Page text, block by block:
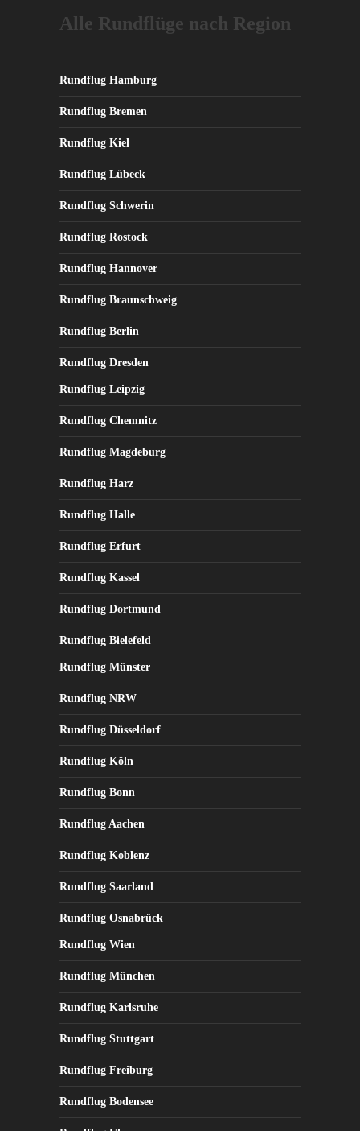
Alle Rundflüge nach Region
Rundflug Hamburg
Rundflug Bremen
Rundflug Kiel
Rundflug Lübeck
Rundflug Schwerin
Rundflug Rostock
Rundflug Hannover
Rundflug Braunschweig
Rundflug Berlin
Rundflug Dresden
Rundflug Leipzig
Rundflug Chemnitz
Rundflug Magdeburg
Rundflug Harz
Rundflug Halle
Rundflug Erfurt
Rundflug Kassel
Rundflug Dortmund
Rundflug Bielefeld
Rundflug Münster
Rundflug NRW
Rundflug Düsseldorf
Rundflug Köln
Rundflug Bonn
Rundflug Aachen
Rundflug Koblenz
Rundflug Saarland
Rundflug Osnabrück
Rundflug Wien
Rundflug München
Rundflug Karlsruhe
Rundflug Stuttgart
Rundflug Freiburg
Rundflug Bodensee